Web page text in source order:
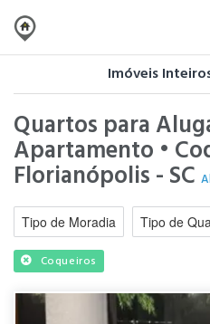
Imóveis
Quartos para
Apartamento •
Florianópolis - SC
Tipo de Moradia Tipo de
Coqueiros